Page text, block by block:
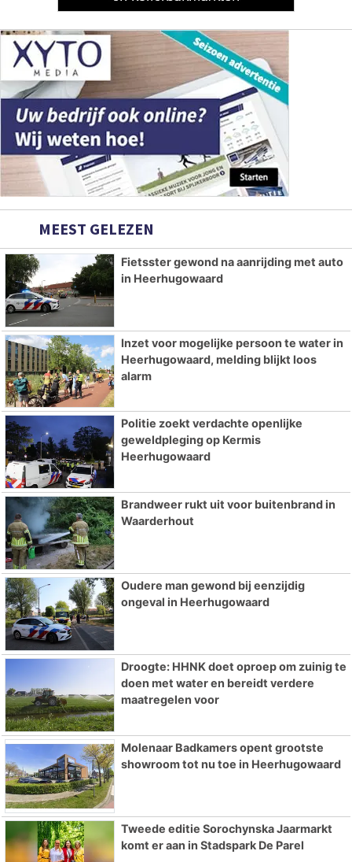
MEEST GELEZEN
Fietsster gewond na aanrijding met auto
in Heerhugowaard
Inzet voor mogelijke persoon te water in
Heerhugowaard, melding blijkt loos
alarm
Politie zoekt verdachte openlijke
geweldpleging op Kermis
Heerhugowaard
Brandweer rukt uit voor buitenbrand in
Waarderhout
Oudere man gewond bij eenzijdig
ongeval in Heerhugowaard
Droogte: HHNK doet oproep om zuinig te
doen met water en bereidt verdere
maatregelen voor
Molenaar Badkamers opent grootste
showroom tot nu toe in Heerhugowaard
Tweede editie Sorochynska Jaarmarkt
komt er aan in Stadspark De Parel